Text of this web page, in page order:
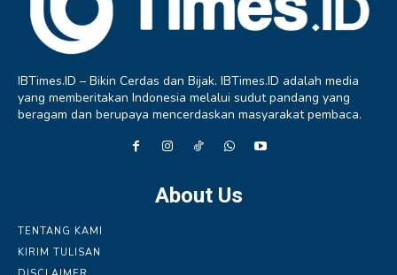
IBTimes.ID – Bikin Cerdas dan Bijak. IBTimes.ID adalah media
yang memberitakan Indonesia melalui sudut pandang yang
beragam dan berupaya mencerdaskan masyarakat pembaca.
About Us
TENTANG KAMI
KIRIM TULISAN